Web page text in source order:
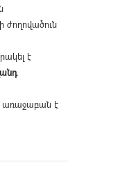
է
առաջաբան է